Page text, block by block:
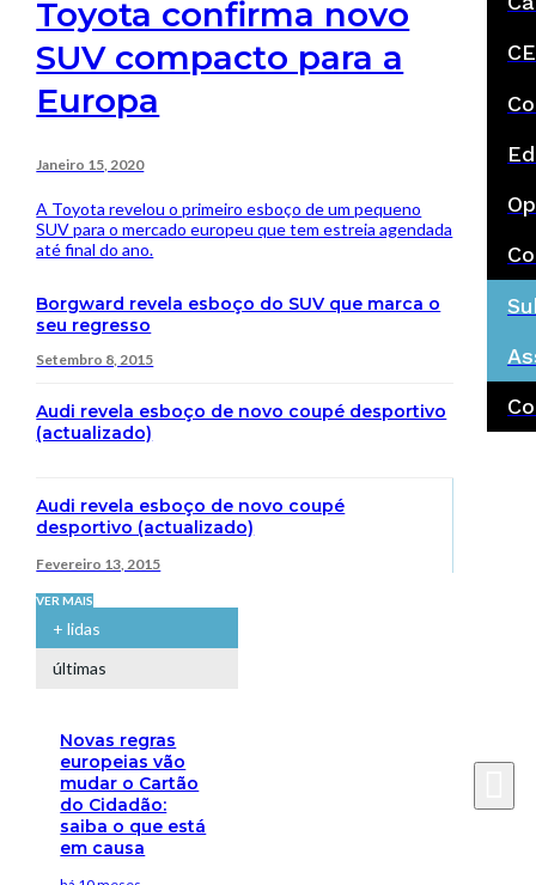
Toyota confirma novo
SUV compacto para a
Europa
Janeiro 15, 2020
A Toyota revelou o primeiro esboço de um pequeno
SUV para o mercado europeu que tem estreia agendada
até final do ano.
Borgward revela esboço do SUV que marca o
seu regresso
Setembro 8, 2015
Audi revela esboço de novo coupé desportivo
(actualizado)
Audi revela esboço de novo coupé
desportivo (actualizado)
Fevereiro 13, 2015
VER MAIS
+ lidas
últimas
Novas regras
europeias vão
mudar o Cartão
do Cidadão:
saiba o que está
em causa